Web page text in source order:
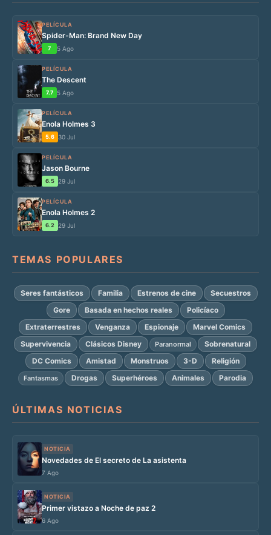
PELÍCULA
Spider-Man: Brand New Day
7 5 Ago
PELÍCULA
The Descent
7.7 5 Ago
PELÍCULA
Enola Holmes 3
5.6 30 Jul
PELÍCULA
Jason Bourne
6.5 29 Jul
PELÍCULA
Enola Holmes 2
6.2 29 Jul
TEMAS POPULARES
Seres fantásticos Familia Estrenos de cine
Secuestros
Gore
Basada en hechos reales
Policíaco
Extraterrestres
Venganza Espionaje
Marvel Comics
Supervivencia
Clásicos Disney Paranormal
Sobrenatural
DC Comics
Amistad Monstruos 3-D Religión
Fantasmas Drogas Superhéroes Animales Parodia
ÚLTIMAS NOTICIAS
NOTICIA
Novedades de El secreto de La asistenta
7 Ago
NOTICIA
Primer vistazo a Noche de paz 2
6 Ago